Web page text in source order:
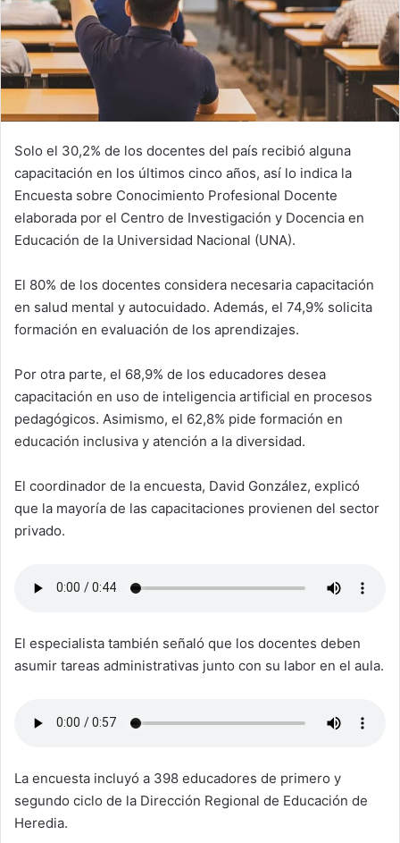
Solo el 30,2% de los docentes del país recibió alguna
capacitación en los últimos cinco años, así lo indica la
Encuesta sobre Conocimiento Profesional Docente
elaborada por el Centro de Investigación y Docencia en
Educación de la Universidad Nacional (UNA).
El 80% de los docentes considera necesaria capacitación
en salud mental y autocuidado. Además, el 74,9% solicita
formación en evaluación de los aprendizajes.
Por otra parte, el 68,9% de los educadores desea
capacitación en uso de inteligencia artificial en procesos
pedagógicos. Asimismo, el 62,8% pide formación en
educación inclusiva y atención a la diversidad.
El coordinador de la encuesta, David González, explicó
que la mayoría de las capacitaciones provienen del sector
privado.
El especialista también señaló que los docentes deben
asumir tareas administrativas junto con su labor en el aula.
La encuesta incluyó a 398 educadores de primero y
segundo ciclo de la Dirección Regional de Educación de
Heredia.